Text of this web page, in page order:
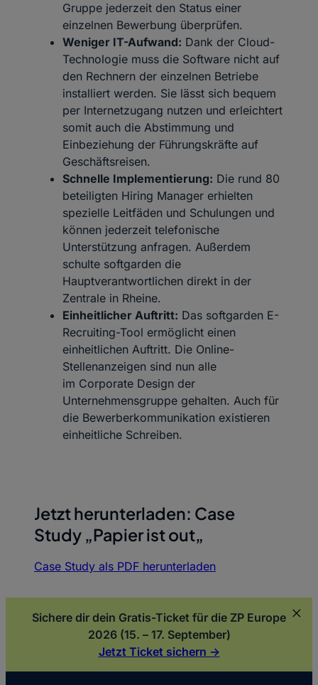
Gruppe jederzeit den Status einer
einzelnen Bewerbung überprüfen.
Weniger IT-Aufwand: Dank der Cloud-
Technologie muss die Software nicht auf
den Rechnern der einzelnen Betriebe
installiert werden. Sie lässt sich bequem
per Internetzugang nutzen und erleichtert
somit auch die Abstimmung und
Einbeziehung der Führungskräfte auf
Geschäftsreisen.
Schnelle Implementierung: Die rund 80
beteiligten Hiring Manager erhielten
spezielle Leitfäden und Schulungen und
können jederzeit telefonische
Unterstützung anfragen. Außerdem
schulte softgarden die
Hauptverantwortlichen direkt in der
Zentrale in Rheine.
Einheitlicher Auftritt: Das softgarden E-
Recruiting-Tool ermöglicht einen
einheitlichen Auftritt. Die Online-
Stellenanzeigen sind nun alle
im Corporate Design der
Unternehmensgruppe gehalten. Auch für
die Bewerberkommunikation existieren
einheitliche Schreiben.
Jetzt herunterladen: Case
Study „Papier istout„
Case Study als PDF herunterladen
Sichere dir dein Gratis-Ticket für die ZP Europe
2026 (15. – 17. September)
Jetzt Ticket sichern ->